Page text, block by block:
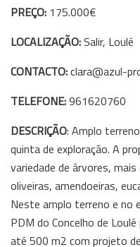
PREÇO: 175.000€
LOCALIZAÇÃO:Salir, Loulé
CONTACTO:clara@azul-
TELEFONE:961620760
DESCRIÇÃO: Amplo
quinta de exploração. A
variedade de árvores,
oliveiras, amendoeiras,
Neste amplo terreno e no
PDM do Concelho de
até 500 m2 com projeto